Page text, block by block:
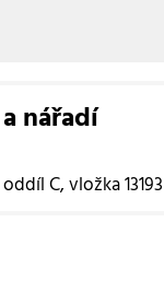
nářadí
C, vložka 13193